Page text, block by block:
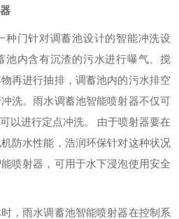
种门针对调蓄池设计的智能冲洗设
池内含有沉渣的污水进行曝气、搅
再进行抽排，调蓄池内的污水排空
洗。雨水调蓄池智能喷射器不仅可
以进行定点冲洗。 由于喷射器要在
防水性能，浩润环保针对这种状况
喷射器，可用于水下浸泡使用安全
，雨水调蓄池智能喷射器在控制系